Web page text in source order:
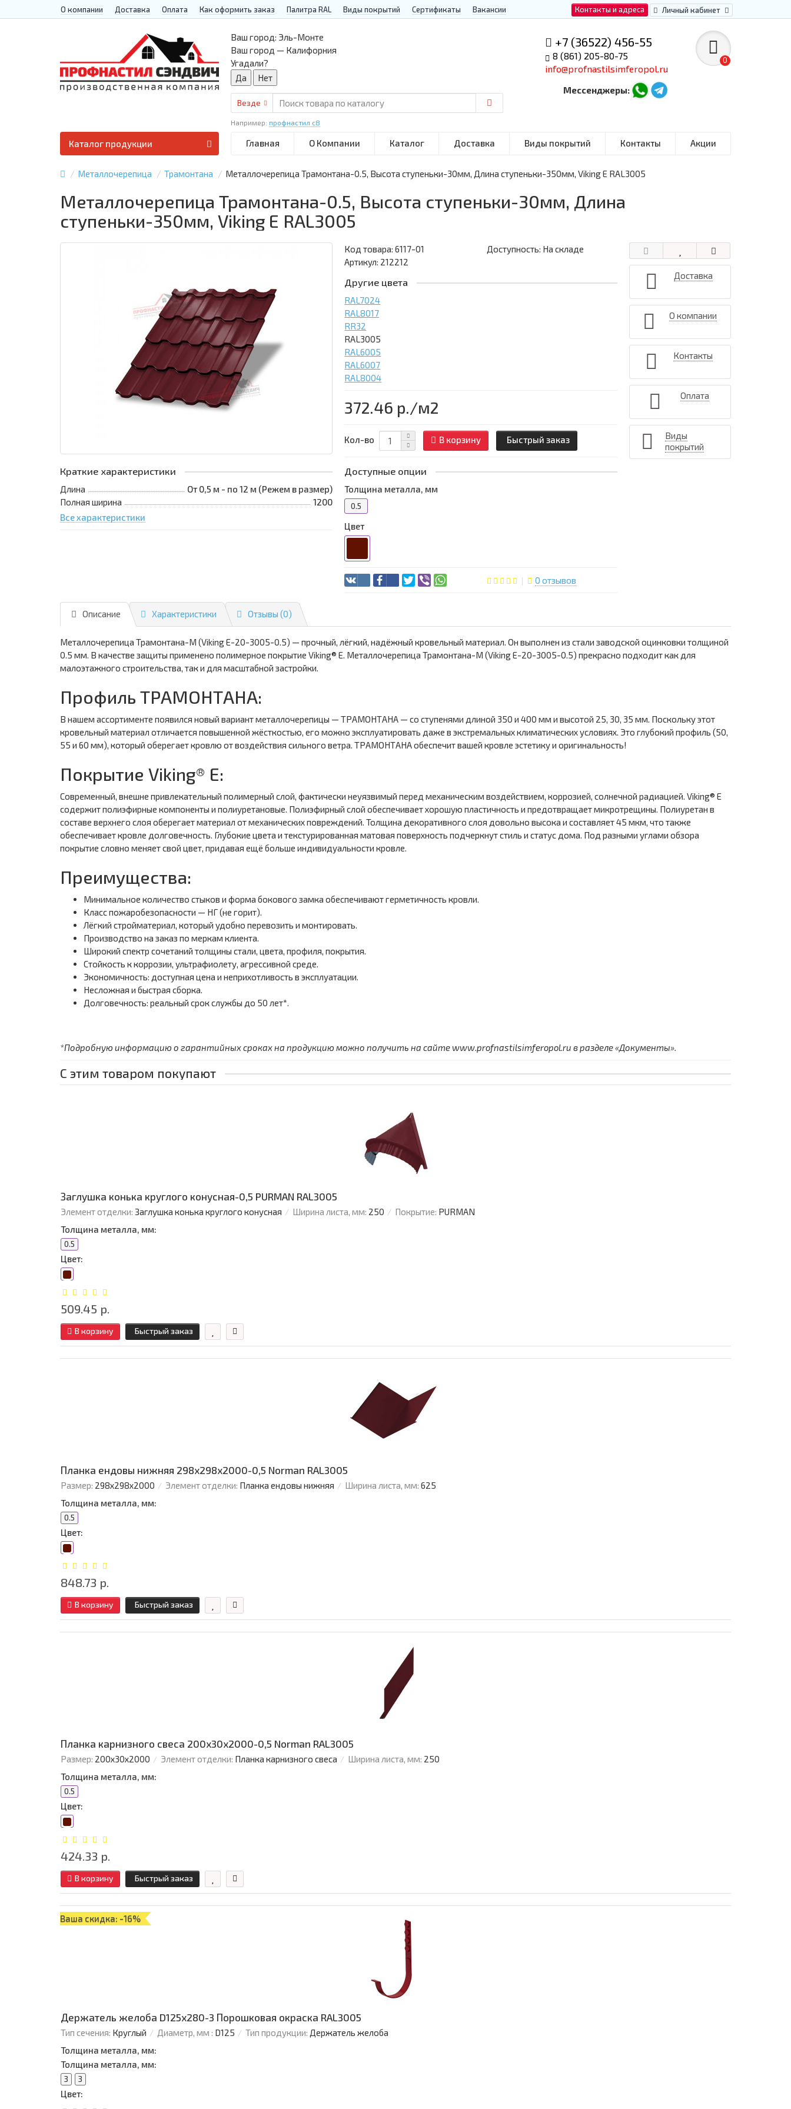
Контакты и адреса Личный кабинет
О компании Доставка Оплата Как оформить заказ Палитра RAL Виды покрытий Сертификаты Вакансии
+7 (36522) 456-55
8 (861) 205-80-75
info@profnastilsimferopol.ru
Мессенджеры:
0
Ваш город: Эль-Монте
Ваш город — Калифорния
Угадали?
Везде
Например: профнастил с8
Главная О Компании Каталог Доставка Виды покрытий Контакты Акции
Каталог продукции
Металлочерепица Трамонтана Металлочерепица Трамонтана-0.5, Высота ступеньки-30мм, Длина ступеньки-350мм, Viking E RAL3005
Металлочерепица Трамонтана-0.5, Высота ступеньки-30мм, Длина
ступеньки-350мм, Viking E RAL3005
Краткие характеристики
Длина
От 0,5 м - по 12 м (Режем в размер)
Полная ширина
1200
Все характеристики
Код товара:6117-01
Доступность: На складе
Артикул: 212212
Другие цвета
RAL7024
RAL8017
RR32
RAL3005
RAL6005
RAL6007
RAL8004
372.46 р./м2
Кол-во В корзину Быстрый заказ
Доступные опции
Толщина металла, мм
0.5
Цвет
0 отзывов
Доставка
О компании
Контакты
Оплата
Виды
покрытий
Описание Характеристики Отзывы (0)
Металлочерепица Трамонтана-M (Viking E-20-3005-0.5) — прочный, лёгкий, надёжный кровельный материал. Он выполнен из стали заводской оцинковки толщиной
0.5 мм. В качестве защиты применено полимерное покрытие Viking® E. Металлочерепица Трамонтана-M (Viking E-20-3005-0.5) прекрасно подходит как для
малоэтажного строительства, так и для масштабной застройки.
Профиль ТРАМОНТАНА:
В нашем ассортименте появился новый вариант металлочерепицы — ТРАМОНТАНА — со ступенями длиной 350 и 400 мм и высотой 25, 30, 35 мм. Поскольку этот
кровельный материал отличается повышенной жёсткостью, его можно эксплуатировать даже в экстремальных климатических условиях. Это глубокий профиль (50,
55 и 60 мм), который оберегает кровлю от воздействия сильного ветра. ТРАМОНТАНА обеспечит вашей кровле эстетику и оригинальность!
Покрытие Viking® E:
Современный, внешне привлекательный полимерный слой, фактически неуязвимый перед механическим воздействием, коррозией, солнечной радиацией. Viking® E
содержит полиэфирные компоненты и полиуретановые. Полиэфирный слой обеспечивает хорошую пластичность и предотвращает микротрещины. Полиуретан в
составе верхнего слоя оберегает материал от механических повреждений. Толщина декоративного слоя довольно высока и составляет 45 мкм, что также
обеспечивает кровле долговечность. Глубокие цвета и текстурированная матовая поверхность подчеркнут стиль и статус дома. Под разными углами обзора
покрытие словно меняет свой цвет, придавая ещё больше индивидуальности кровле.
Преимущества:
Минимальное количество стыков и форма бокового замка обеспечивают герметичность кровли.
Класс пожаробезопасности — НГ (не горит).
Лёгкий стройматериал, который удобно перевозить и монтировать.
Производство на заказ по меркам клиента.
Широкий спектр сочетаний толщины стали, цвета, профиля, покрытия.
Стойкость к коррозии, ультрафиолету, агрессивной среде.
Экономичность: доступная цена и неприхотливость в эксплуатации.
Несложная и быстрая сборка.
Долговечность: реальный срок службы до 50 лет*.
*Подробную информацию о гарантийных сроках на продукцию можно получить на сайте www.profnastilsimferopol.ru в разделе «Документы».
С этим товаром покупают
Заглушка конька круглого конусная-0,5 PURMAN RAL3005
Элемент отделки: Заглушка конька круглого конусная Ширина листа, мм: 250 Покрытие: PURMAN
Толщина металла, мм:
0.5
Цвет:
509.45 р.
В корзину Быстрый заказ
Планка ендовы нижняя 298х298х2000-0,5 Norman RAL3005
Размер: 298х298х2000 Элемент отделки: Планка ендовы нижняя Ширина листа, мм: 625
Толщина металла, мм:
0.5
Цвет:
848.73 р.
В корзину Быстрый заказ
Планка карнизного свеса 200х30х2000-0,5 Norman RAL3005
Размер: 200х30х2000 Элемент отделки: Планка карнизного свеса Ширина листа, мм: 250
Толщина металла, мм:
0.5
Цвет:
424.33 р.
В корзину Быстрый заказ
Ваша скидка: -16%
Держатель желоба D125х280-3 Порошковая окраска RAL3005
Тип сечения: Круглый Диаметр, мм : D125 Тип продукции: Держатель желоба
Толщина металла, мм:
Толщина металла, мм:
3 3
Цвет: